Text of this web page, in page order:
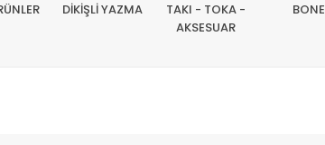
DİKİŞLİ YAZMA
TAKI - TOKA -
AKSESUAR
BONE